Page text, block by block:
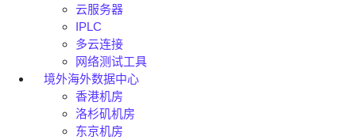
云服务器
IPLC
多云连接
网络测试工具
境外海外数据中心
香港机房
洛杉矶机房
东京机房